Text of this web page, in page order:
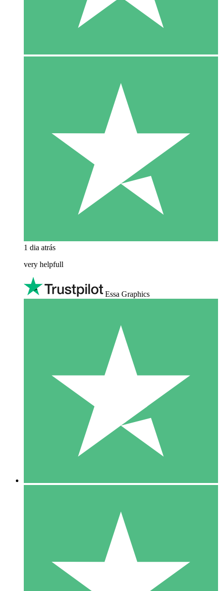
1 dia atrás
very helpfull
Essa Graphics